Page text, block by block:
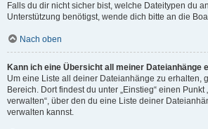
Falls du dir nicht sicher bist, welche Dateitypen du
Unterstützung benötigst, wende dich bitte an die
Nach oben
Kann ich eine Übersicht all meiner Dateianhänge
Um eine Liste all deiner Dateianhänge zu erhalten,
Bereich. Dort findest du unter „Einstieg“ einen Punkt
verwalten“, über den du eine Liste deiner
verwalten kannst.